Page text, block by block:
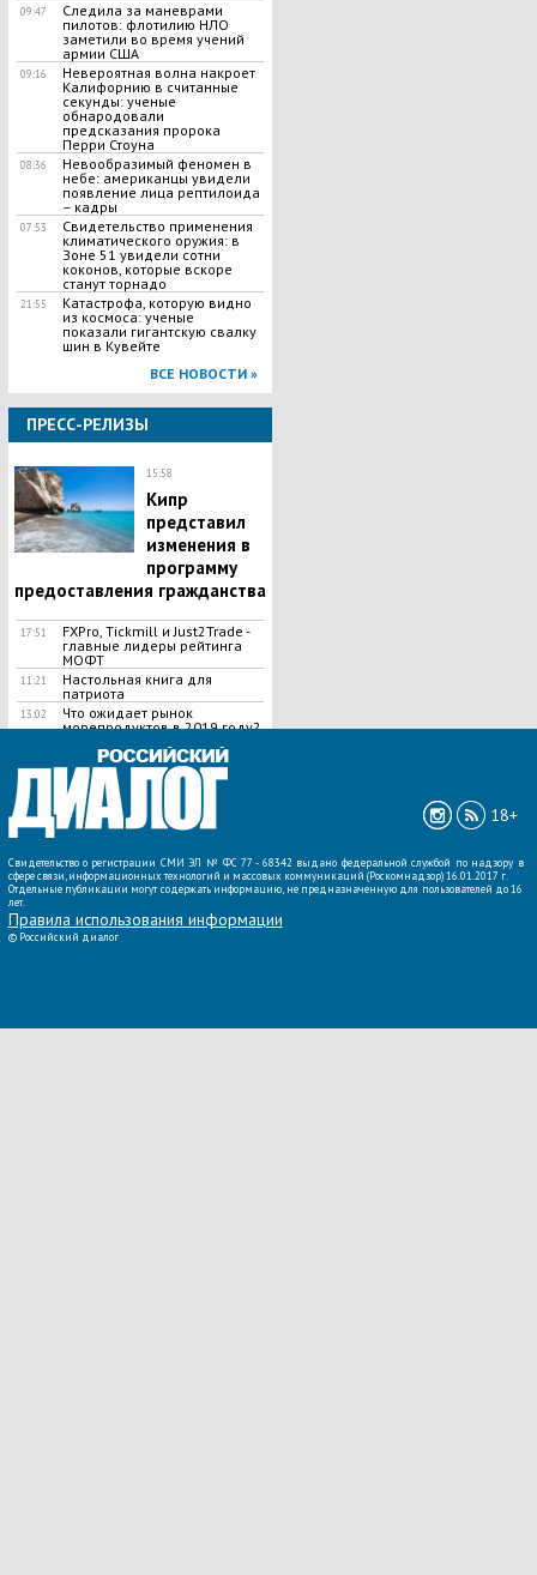
09:47
Следила за маневрами
пилотов: флотилию НЛО
заметили во время учений
армии США
09:16
Невероятная волна накроет
Калифорнию в считанные
секунды: ученые
обнародовали
предсказания пророка
Перри Стоуна
08:36
Невообразимый феномен в
небе: американцы увидели
появление лица рептилоида
– кадры
07:53
Свидетельство применения
климатического оружия: в
Зоне 51 увидели сотни
коконов, которые вскоре
станут торнадо
21:55
Катастрофа, которую видно
из космоса: ученые
показали гигантскую свалку
шин в Кувейте
ВСЕ НОВОСТИ »
ПРЕСС-РЕЛИЗЫ
15:58
Кипр
представил
изменения в
программу
предоставления гражданства
17:51
FXPro, Tickmill и Just2Trade -
главные лидеры рейтинга
МОФТ
11:21
Настольная книга для
патриота
13:02
Что ожидает рынок
морепродуктов в 2019 году?
ВСЕ НОВОСТИ »
18+
Свидетельство о регистрации СМИ ЭЛ № ФС 77 - 68342 выдано федеральной службой по надзору в
сфере связи, информационных технологий и массовых коммуникаций (Роскомнадзор) 16.01.2017 г.
Отдельные публикации могут содержать информацию, не предназначенную для пользователей до 16
лет.
Правила использования информации
© Российский диалог